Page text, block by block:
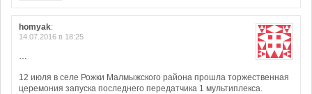
homyak:
14.07.2016 в 18:25
…
12 июля в селе Рожки Малмыжского района прошла торжественная
церемония запуска последнего передатчика 1 мультиплекса.